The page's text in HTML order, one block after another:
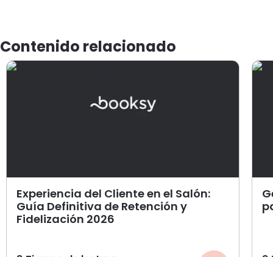
Contenido relacionado
Experiencia del Cliente en el Salón:
Guía Definitiva de Retención y
Fidelización 2026